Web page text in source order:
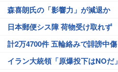
森喜朗氏の「影響力」が減退か
日本郵便シス障 荷物受け取れず
計2万4700件 五輪絡みで誹謗中傷
イラン大統領「原爆投下はNOだ」